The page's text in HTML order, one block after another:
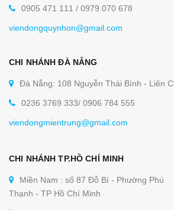
0905 471 111 / 0979 070 678
viendongquynhon@gmail.com
CHI NHÁNH ĐÀ NẴNG
Đà Nẵng: 108 Nguyễn Thái Bình - Liên
0236 3769 333/ 0906 784 555
viendongmientrung@gmail.com
CHI NHÁNH TP.HỒ CHÍ MINH
Miền Nam : số 87 Đỗ Bí - Phường Phú
Thạnh - TP Hồ Chí Minh